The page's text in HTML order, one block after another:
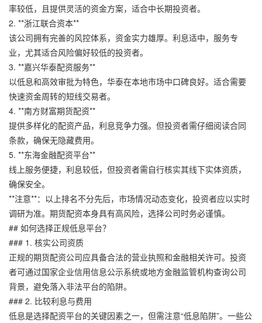
率较低，且提供灵活的资金方案，适合中长期投资者。
2. **浙江联合资本**
该公司拥有完善的风控体系，资金实力雄厚。利息适中，服务专
业，尤其适合风险偏好较低的投资者。
3. **嘉兴华泰配资服务**
以低息和高效审批为特色，华泰在本地市场中口碑良好。适合需要
快速资金周转的短线交易者。
4. **南方财富期货配资**
提供多样化的配资产品，利息竞争力强。但投资者需仔细阅读合同
条款，确保无隐藏费用。
5. **东海金融配资平台**
线上服务便捷，利息较低，但投资者需自行核实其线下实体资质，
确保安全。
**注意**：以上排名不分先后，市场情况动态变化，投资者应以实时
调研为准。期货配资本身具有高风险，选择公司时务必谨慎。
## 如何选择正规低息平台？
### 1. 核实公司资质
正规的期货配资公司应具备合法的营业执照和金融相关许可。投资
者可通过国家企业信用信息公示系统或地方金融监管机构查询公司
背景，避免落入非法平台的陷阱。
### 2. 比较利息与费用
低息是选择配资平台的关键因素之一，但需注意“低息陷阱”。一些公